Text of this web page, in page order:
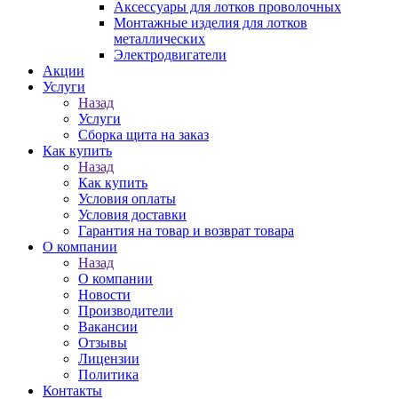
Аксессуары для лотков проволочных
Монтажные изделия для лотков
металлических
Электродвигатели
Акции
Услуги
Назад
Услуги
Сборка щита на заказ
Как купить
Назад
Как купить
Условия оплаты
Условия доставки
Гарантия на товар и возврат товара
О компании
Назад
О компании
Новости
Производители
Вакансии
Отзывы
Лицензии
Политика
Контакты